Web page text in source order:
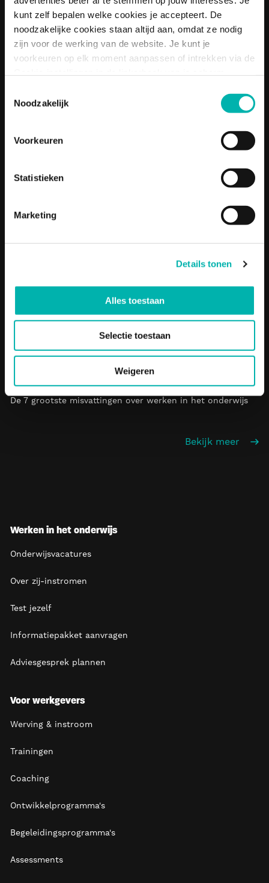
kunt zelf bepalen welke cookies je accepteert. De
noodzakelijke cookies staan altijd aan, omdat ze nodig
zijn voor de werking van de website. Je kunt je
voorkeuren op elk moment aanpassen of intrekken via de
Noodzakelijk
Voorkeuren
Statistieken
Marketing
Details tonen
Alles toestaan
Selectie toestaan
Weigeren
Oplossingen voor werkgevers bekijken
Informatiepakket traineeships krijgen
Een vrijblijvend adviesgesprek plannen
Mijn lerarenskills testen
verhaal van Tom Roozen
Onderwijs Radio Bevraagt: het einde van het cv als
wervingsinstrument met Hans Cremer
De belangrijkste lessen uit 50 podcasts
De 7 grootste misvattingen over werken in het onderwijs
Bekijk meer
Werken in het onderwijs
Onderwijsvacatures
Over zij-instromen
Test jezelf
Informatiepakket aanvragen
Adviesgesprek plannen
Voor werkgevers
Werving & instroom
Trainingen
Coaching
Ontwikkelprogramma's
Begeleidingsprogramma's
Assessments